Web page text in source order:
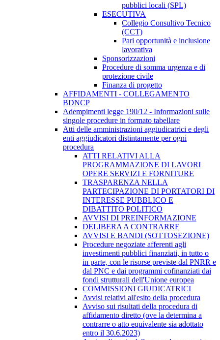
pubblici locali (SPL)
ESECUTIVA
Collegio Consultivo Tecnico
(CCT)
Pari opportunità e inclusione
lavorativa
Sponsorizzazioni
Procedure di somma urgenza e di
protezione civile
Finanza di progetto
AFFIDAMENTI - COLLEGAMENTO
BDNCP
Adempimenti legge 190/12 - Informazioni sulle
singole procedure in formato tabellare
Atti delle amministrazioni aggiudicatrici e degli
enti aggiudicatori distintamente per ogni
procedura
ATTI RELATIVI ALLA
PROGRAMMAZIONE DI LAVORI
OPERE SERVIZI E FORNITURE
TRASPARENZA NELLA
PARTECIPAZIONE DI PORTATORI DI
INTERESSE PUBBLICO E
DIBATTITO POLITICO
AVVISI DI PREINFORMAZIONE
DELIBERA A CONTRARRE
AVVISI E BANDI (SOTTOSEZIONE)
Procedure negoziate afferenti agli
investimenti pubblici finanziati, in tutto o
in parte, con le risorse previste dal PNRR e
dal PNC e dai programmi cofinanziati dai
fondi strutturali dell'Unione europea
COMMISSIONI GIUDICATRICI
Avvisi relativi all'esito della procedura
Avviso sui risultati della procedura di
affidamento diretto (ove la determina a
contrarre o atto equivalente sia adottato
entro il 30.6.2023)